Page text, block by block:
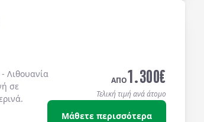
- Λιθουανία
σε
ΑΠΟ1.300€
Τελική τιμή ανά άτομο
Μάθετε περισσότερα